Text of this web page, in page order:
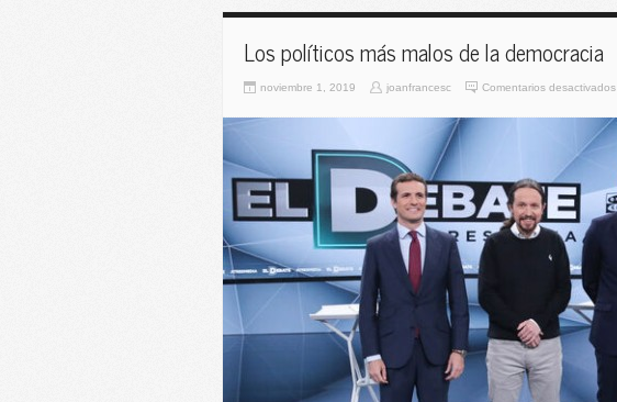
Los políticos más malos de la democracia
noviembre 1, 2019 joanfrancesc Comentarios desactivados